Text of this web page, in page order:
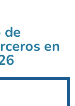
de
en